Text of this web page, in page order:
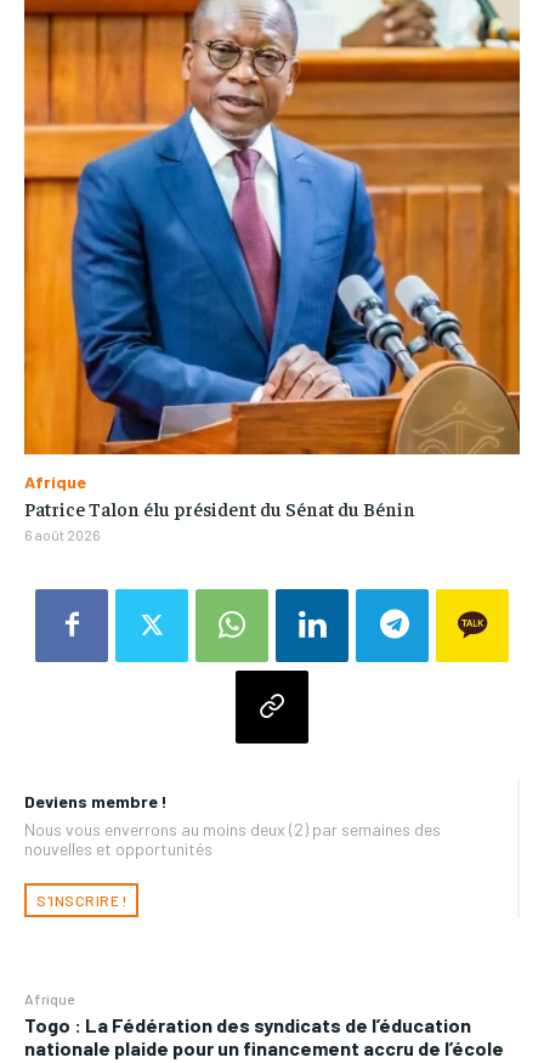
Deviens membre !
Nous vous enverrons au moins deux (2) par semaines des
nouvelles et opportunités
S'INSCRIRE !
Afrique
Togo : La Fédération des syndicats de l’éducation
nationale plaide pour un financement accru de l’école
Afrique
Patrice Talon élu président du Sénat du Bénin
6 août 2026